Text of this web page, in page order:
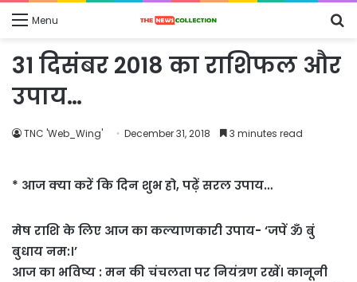
Menu
31 दिसंबर 2018 का राशिफल और
उपाय…
TNC 'Web_Wing' December 31, 2018 3 minutes read
* आज क्या करें कि दिन शुभ हो, पढ़ें सरल उपाय…
मेष राशि के लिए आज का कल्याणकारी उपाय- ‘जपें ॐ बुं
बुधाय नम:।’
आज का भविष्य : मन की चंचलता पर नियंत्रण रखें। कानूनी